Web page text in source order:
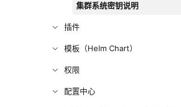
集群系统密钥说明
插件
模板（Helm Chart）
权限
配置中心